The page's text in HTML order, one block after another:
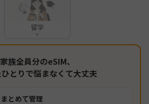
留学
家族全員分のeSIM、
とりで悩まなくて大丈夫
とめて管理